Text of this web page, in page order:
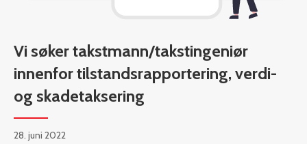
Vi søker takstmann/takstingeniør
innenfor tilstandsrapportering, verdi-
og skadetaksering
28. juni 2022